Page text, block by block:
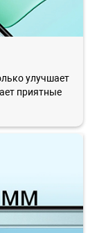
улучшает
приятные